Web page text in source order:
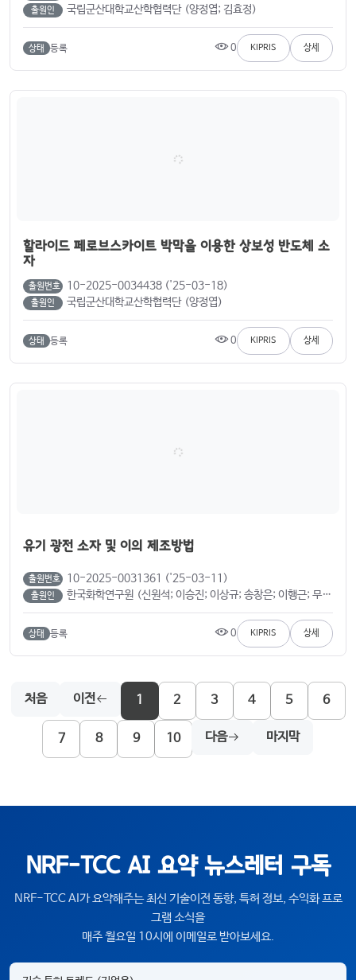
출원인 국립군산대학교산학협력단 (양정엽; 김효정)
상태 등록 0 KIPRIS 상세
할라이드 페로브스카이트 박막을 이용한 상보성 반도체 소
자
출원번호 10-2025-0034438 ('25-03-18)
출원인 국립군산대학교산학협력단 (양정엽)
상태 등록 0 KIPRIS 상세
유기 광전 소자 및 이의 제조방법
출원번호 10-2025-0031361 ('25-03-11)
출원인 한국화학연구원 (신원석; 이승진; 이상규; 송창은; 이행근; 무하마드 자한칸)
상태 등록 0 KIPRIS 상세
처음 이전 1 2 3 4 5 6
7 8 9 10 다음 마지막
NRF-TCC AI 요약 뉴스레터 구독
NRF-TCC AI가 요약해주는 최신 기술이전 동향, 특허 정보, 수익화 프로
그램 소식을
매주 월요일 10시에 이메일로 받아보세요.